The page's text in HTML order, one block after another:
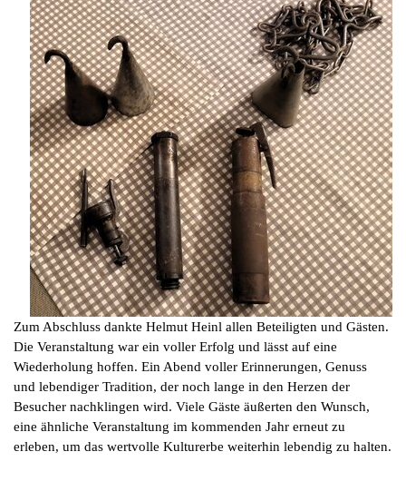
Zum Abschluss dankte Helmut Heinl allen Beteiligten und Gästen.
Die Veranstaltung war ein voller Erfolg und lässt auf eine
Wiederholung hoffen. Ein Abend voller Erinnerungen, Genuss
und lebendiger Tradition, der noch lange in den Herzen der
Besucher nachklingen wird. Viele Gäste äußerten den Wunsch,
eine ähnliche Veranstaltung im kommenden Jahr erneut zu
erleben, um das wertvolle Kulturerbe weiterhin lebendig zu halten.